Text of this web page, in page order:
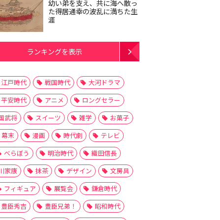
幼い弟を支え、共に海へ散っ
た得居通幸の波乱に満ちた生
涯
ランキングを表示
江戸時代 戦国時代
大河ドラマ
平安時代
アニメ
ロングセラー
武将
スイーツ 雑学
お菓子
幕末
漫画 時代劇
テレビ
べらぼう
明治時代
織田信長
家康
抹茶 デザイン
文房具
フィギュア
展覧会
鎌倉時代
豊臣秀吉
豊臣兄弟！
昭和時代